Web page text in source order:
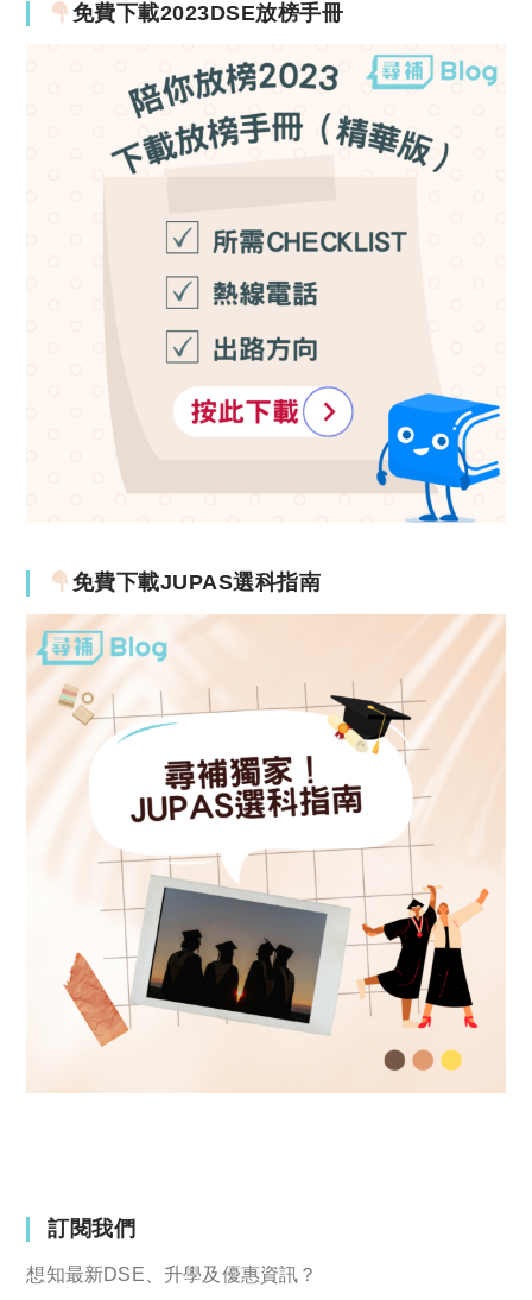
免費下載2023DSE放榜手冊
免費下載JUPAS選科指南
訂閱我們
想知最新DSE、升學及優惠資訊？